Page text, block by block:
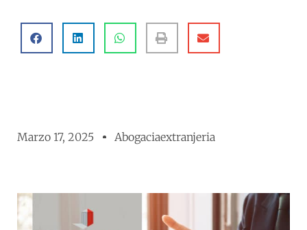
Marzo 17, 2025 Abogaciaextranjeria